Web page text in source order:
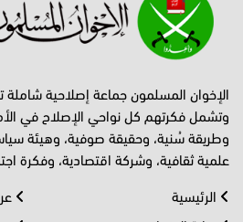
الإخوان المسلمون جماعة إصلاحية شاملة
وتشمل فكرتهم كل نواحي الإصلاح في
وطريقة سُنية، وحقيقة صوفية، وهيئة
علمية ثقافية، وشركة اقتصادية، وفكرة
الرئيسية